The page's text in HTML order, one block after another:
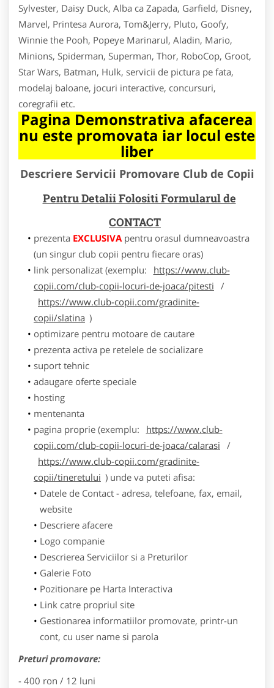
Sylvester, Daisy Duck, Alba ca Zapada, Garfield, Disney,
Marvel, Printesa Aurora, Tom&Jerry, Pluto, Goofy,
Winnie the Pooh, Popeye Marinarul, Aladin, Mario,
Minions, Spiderman, Superman, Thor, RoboCop, Groot,
Star Wars, Batman, Hulk, servicii de pictura pe fata,
modelaj baloane, jocuri interactive, concursuri,
coregrafii etc.
Pagina Demonstrativa afacerea
nu este promovata iar locul este
liber
Descriere Servicii Promovare Club de Copii
Pentru Detalii Folositi Formularul de
CONTACT
prezenta EXCLUSIVApentru orasul dumneavoastra
(un singur club copii pentru fiecare oras)
link personalizat (exemplu:
https://www.club-
copii.com/club-copii-locuri-de-joaca/pitesti /
https://www.club-copii.com/gradinite-
copii/slatina )
optimizare pentru motoare de cautare
prezenta activa pe retelele de socializare
suport tehnic
adaugare oferte speciale
hosting
mentenanta
pagina proprie (exemplu:
https://www.club-
copii.com/club-copii-locuri-de-joaca/calarasi /
https://www.club-copii.com/gradinite-
copii/tineretului ) unde va puteti afisa:
Datele de Contact - adresa, telefoane, fax, email,
website
Descriere afacere
Logo companie
Descrierea Serviciilor si a Preturilor
Galerie Foto
Pozitionare pe Harta Interactiva
Link catre propriul site
Gestionarea informatiilor promovate, printr-un
cont, cu user name si parola
Preturi promovare:
- 400 ron / 12 luni